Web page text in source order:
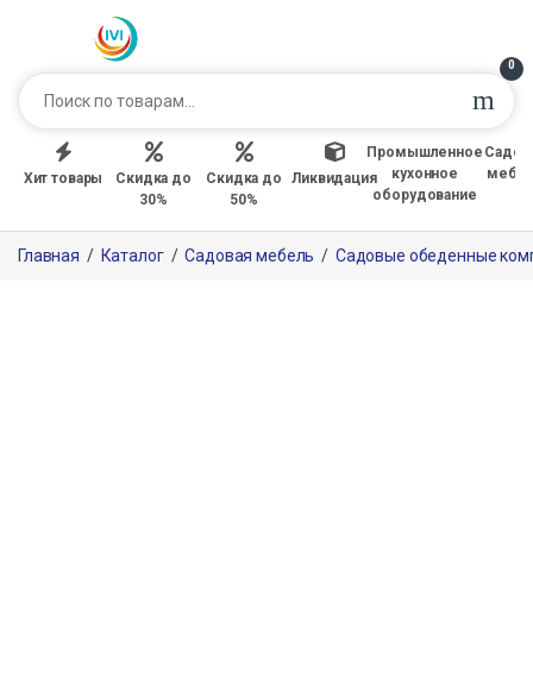
0
Хит товары
Скидка до
30%
Скидка до
50%
Ликвидация
Промышленное
кухонное
оборудование
Главная / Каталог / Садовая мебель / Садовые обеденные